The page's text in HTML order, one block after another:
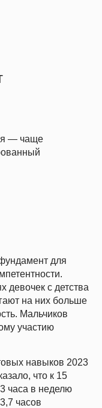
— чаще
для
девочек с детства
на них больше
Мальчиков
участию
навыков 2023
что к 15
часа в неделю
часов